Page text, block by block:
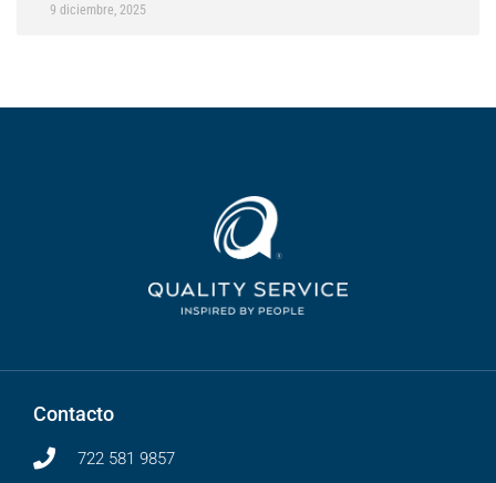
9 diciembre, 2025
Contacto
722 581 9857